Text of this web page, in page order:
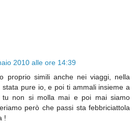
2010 alle ore 14:39
proprio simili anche nei viaggi, nella
stata pure io, e poi ti ammali insieme a
tu non si molla mai e poi mai siamo
però che passi sta febbriciattola
!